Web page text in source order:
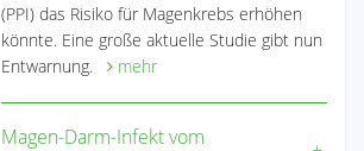
(PPI) das Risiko für Magenkrebs erhöhen
könnte. Eine große aktuelle Studie gibt nun
Entwarnung.
mehr
Magen-Darm-Infekt vom